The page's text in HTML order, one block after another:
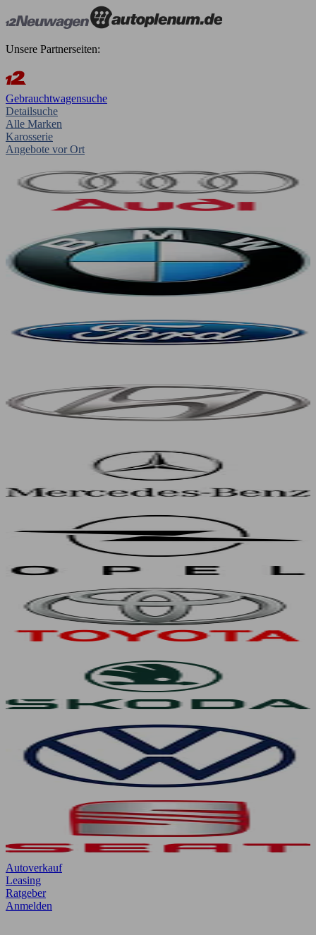
Unsere Partnerseiten:
Gebrauchtwagensuche
Detailsuche
Alle Marken
Karosserie
Angebote vor Ort
Autoverkauf
Leasing
Ratgeber
Anmelden